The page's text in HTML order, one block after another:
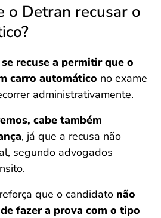
o Detran recusar o
recuse a permitir que o
carro automático no exame
administrativamente.
cabe também
, já que a recusa não
segundo advogados
que o candidato não
fazer a prova com o tipo